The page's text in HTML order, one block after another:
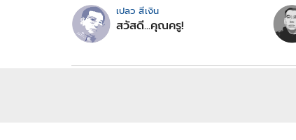
เปลว สีเงิน
สวัสดี...คุณครู!